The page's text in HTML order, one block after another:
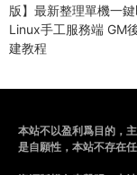
版】最新整理單機一
Linux手工服務端 GM
建教程
本站不以盈利爲目的，
是自願性，本站不存在